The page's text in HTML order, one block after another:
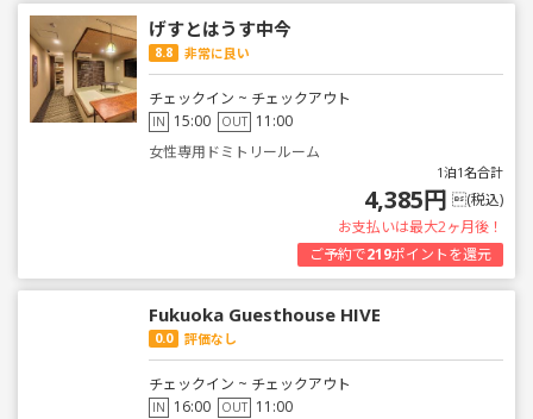
げすとはうす中今
8.8 非常に良い
チェックイン ~ チェックアウト
IN 15:00 OUT 11:00
女性専用ドミトリールーム
1泊1名合計
4,385円 (税込)
お支払いは最大2ヶ月後！
ご予約で219ポイントを還元
Fukuoka Guesthouse HIVE
0.0 評価なし
チェックイン ~ チェックアウト
IN 16:00 OUT 11:00